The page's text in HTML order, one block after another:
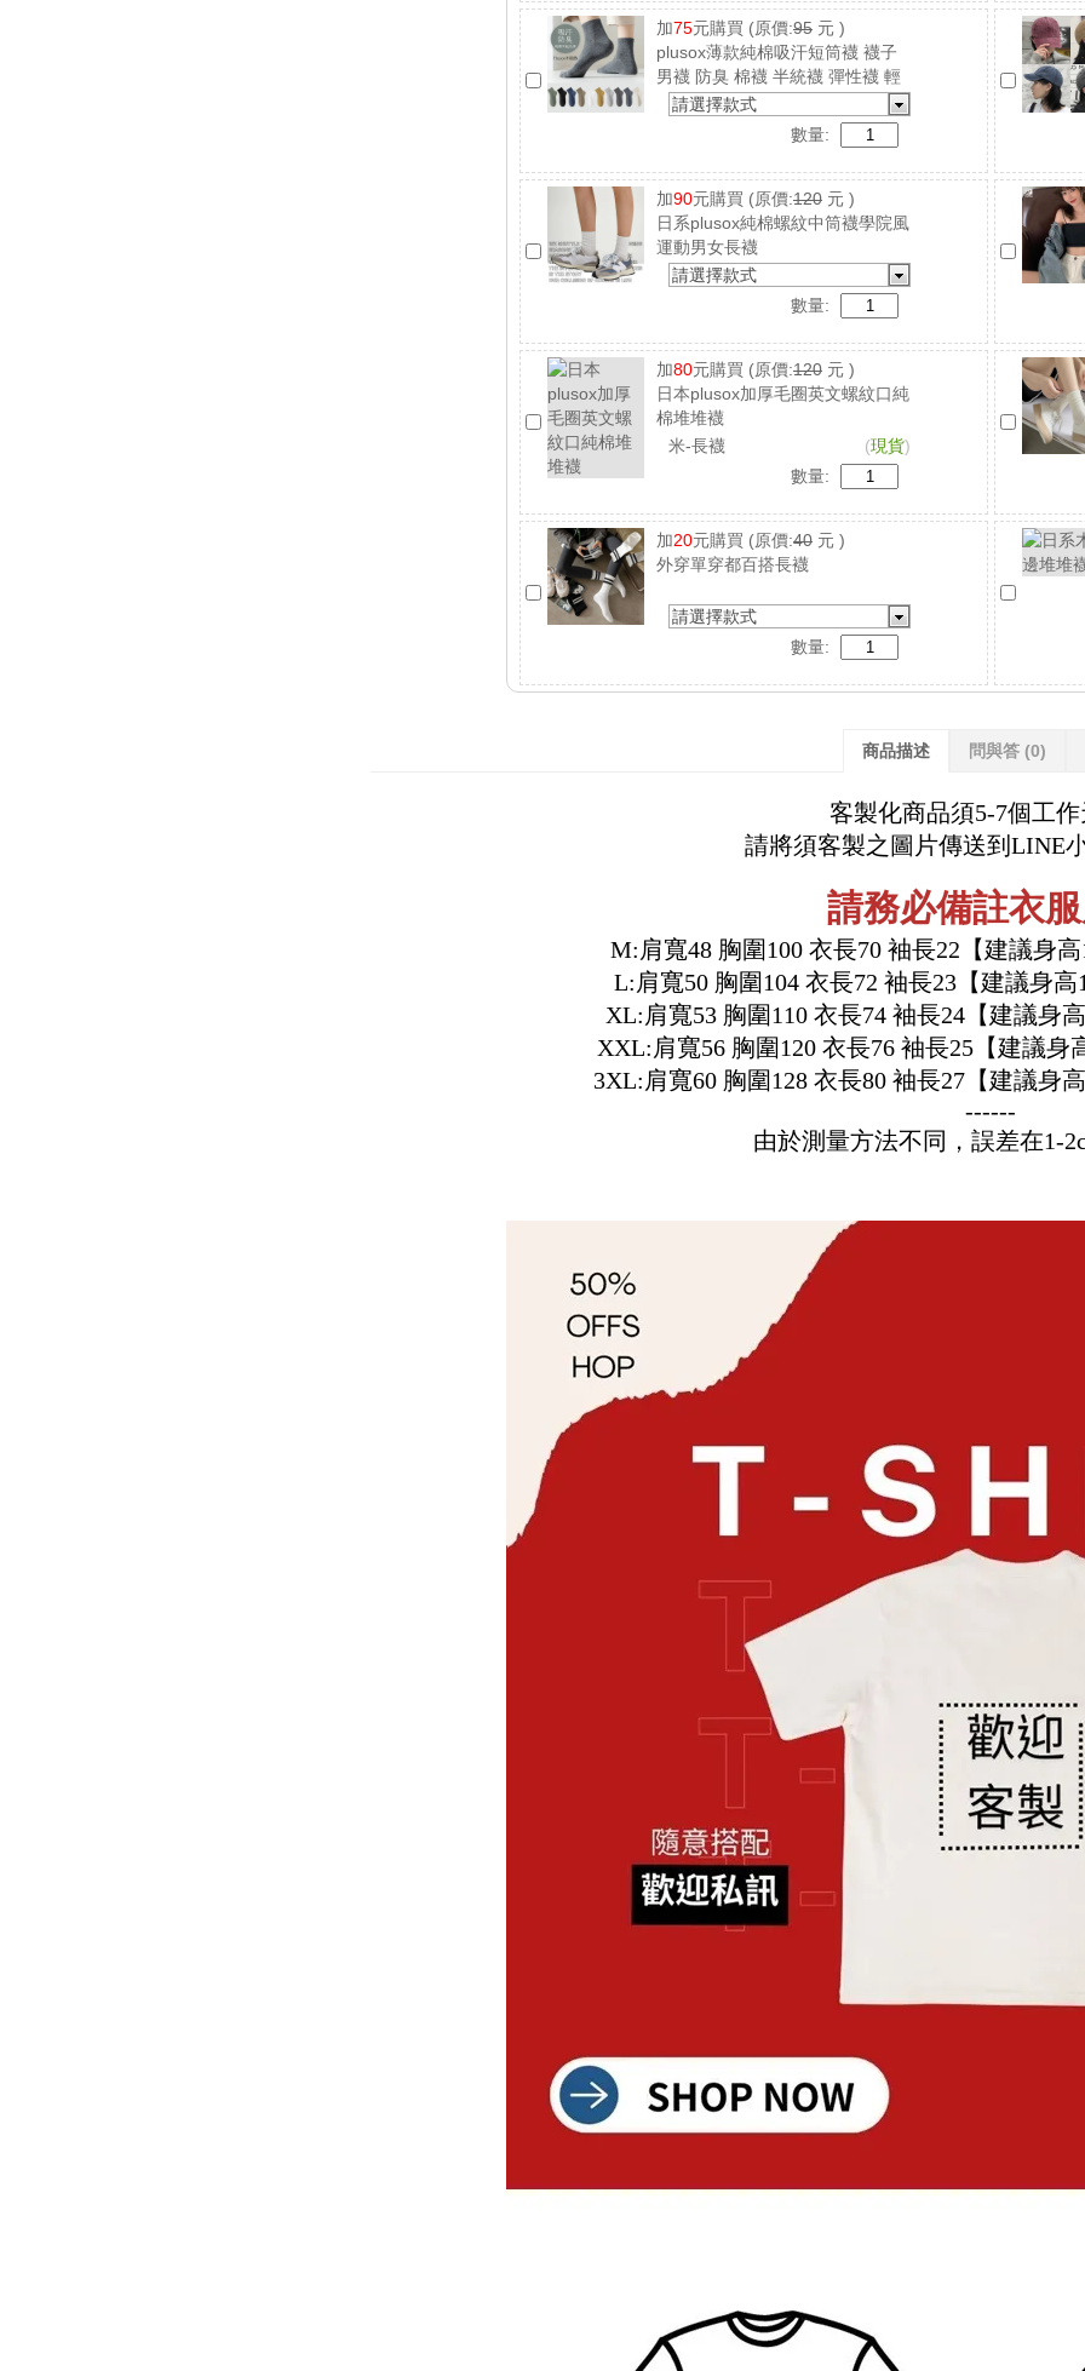
加75元購買 (原價:95 元 )
plusox薄款純棉吸汗短筒襪 襪子
男襪 防臭 棉襪 半統襪 彈性襪 輕
薄透氣
請選擇款式
數量:
加90元購買 (原價:120 元 )
日系plusox純棉螺紋中筒襪學院風
運動男女長襪
請選擇款式
數量:
加80元購買 (原價:120 元 )
日本plusox加厚毛圈英文螺紋口純
棉堆堆襪
米-長襪
(現貨)
數量:
加20元購買 (原價:40 元 )
外穿單穿都百搭長襪
請選擇款式
數量:
商品描述 問與答 (0)